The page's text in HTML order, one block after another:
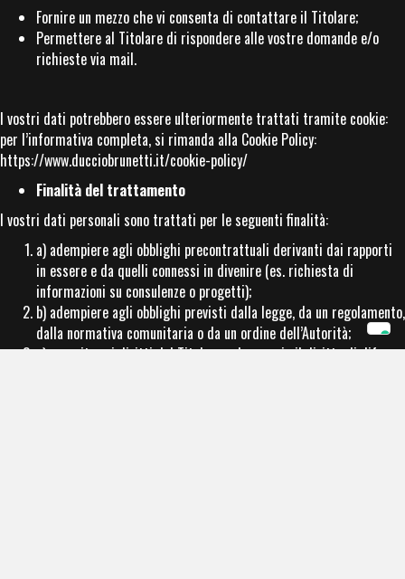
Fornire un mezzo che vi consenta di contattare il Titolare;
Permettere al Titolare di rispondere alle vostre domande e/o
richieste via mail.
I vostri dati potrebbero essere ulteriormente trattati tramite cookie:
per l’informativa completa, si rimanda alla Cookie Policy:
https://www.ducciobrunetti.it/cookie-policy/
Finalità del trattamento
I vostri dati personali sono trattati per le seguenti finalità:
a) adempiere agli obblighi precontrattuali derivanti dai rapporti
in essere e da quelli connessi in divenire (es. richiesta di
informazioni su consulenze o progetti);
b) adempiere agli obblighi previsti dalla legge, da un regolamento,
dalla normativa comunitaria o da un ordine dell’Autorità;
c) esercitare i diritti del Titolare, ad esempio il diritto di difesa